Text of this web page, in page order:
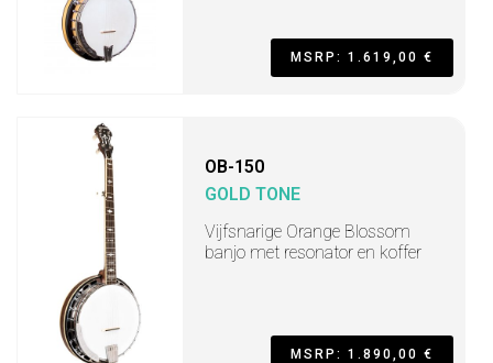
MSRP: 1.619,00 €
OB-150
GOLD TONE
Vijfsnarige Orange Blossom
banjo met resonator en koffer
MSRP: 1.890,00 €